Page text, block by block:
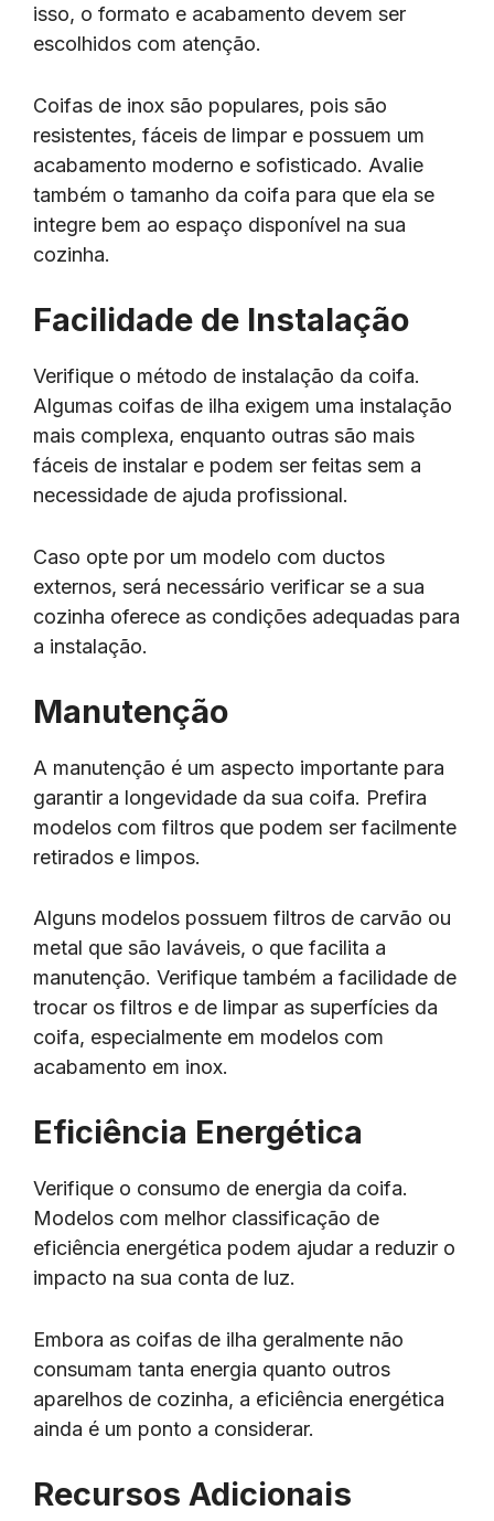
isso, o formato e acabamento devem ser
escolhidos com atenção.
Coifas de inox são populares, pois são
resistentes, fáceis de limpar e possuem um
acabamento moderno e sofisticado. Avalie
também o tamanho da coifa para que ela se
integre bem ao espaço disponível na sua
cozinha.
Facilidade de Instalação
Verifique o método de instalação da coifa.
Algumas coifas de ilha exigem uma instalação
mais complexa, enquanto outras são mais
fáceis de instalar e podem ser feitas sem a
necessidade de ajuda profissional.
Caso opte por um modelo com ductos
externos, será necessário verificar se a sua
cozinha oferece as condições adequadas para
a instalação.
Manutenção
A manutenção é um aspecto importante para
garantir a longevidade da sua coifa. Prefira
modelos com filtros que podem ser facilmente
retirados e limpos.
Alguns modelos possuem filtros de carvão ou
metal que são laváveis, o que facilita a
manutenção. Verifique também a facilidade de
trocar os filtros e de limpar as superfícies da
coifa, especialmente em modelos com
acabamento em inox.
Eficiência Energética
Verifique o consumo de energia da coifa.
Modelos com melhor classificação de
eficiência energética podem ajudar a reduzir o
impacto na sua conta de luz.
Embora as coifas de ilha geralmente não
consumam tanta energia quanto outros
aparelhos de cozinha, a eficiência energética
ainda é um ponto a considerar.
Recursos Adicionais